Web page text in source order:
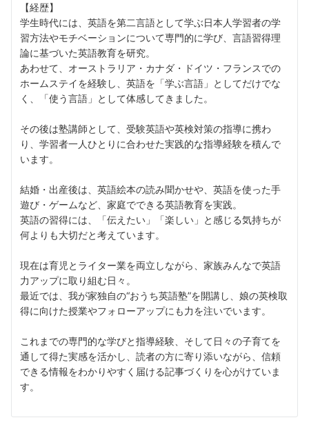
【経歴】
学生時代には、英語を第二言語として学ぶ日本人学習者の学
習方法やモチベーションについて専門的に学び、言語習得理
論に基づいた英語教育を研究。
あわせて、オーストラリア・カナダ・ドイツ・フランスでの
ホームステイを経験し、英語を「学ぶ言語」としてだけでな
く、「使う言語」として体感してきました。
その後は塾講師として、受験英語や英検対策の指導に携わ
り、学習者一人ひとりに合わせた実践的な指導経験を積んで
います。
結婚・出産後は、英語絵本の読み聞かせや、英語を使った手
遊び・ゲームなど、家庭でできる英語教育を実践。
英語の習得には、「伝えたい」「楽しい」と感じる気持ちが
何よりも大切だと考えています。
現在は育児とライター業を両立しながら、家族みんなで英語
力アップに取り組む日々。
最近では、我が家独自の“おうち英語塾”を開講し、娘の英検取
得に向けた授業やフォローアップにも力を注いでいます。
これまでの専門的な学びと指導経験、そして日々の子育てを
通して得た実感を活かし、読者の方に寄り添いながら、信頼
できる情報をわかりやすく届ける記事づくりを心がけていま
す。